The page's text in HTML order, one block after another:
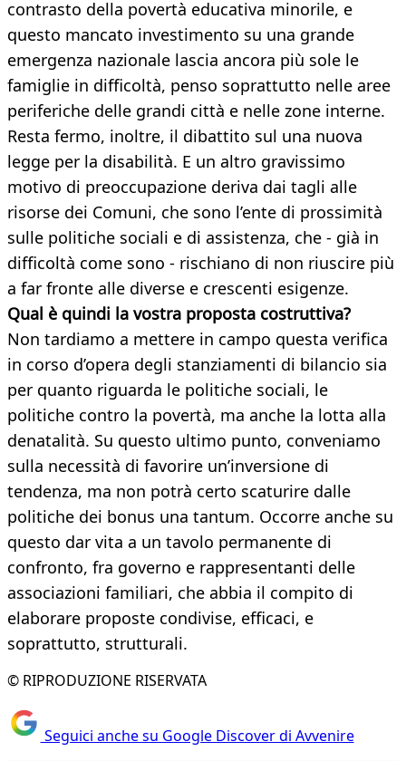
contrasto della povertà educativa minorile, e
questo mancato investimento su una grande
emergenza nazionale lascia ancora più sole le
famiglie in difficoltà, penso soprattutto nelle aree
periferiche delle grandi città e nelle zone interne.
Resta fermo, inoltre, il dibattito sul una nuova
legge per la disabilità. E un altro gravissimo
motivo di preoccupazione deriva dai tagli alle
risorse dei Comuni, che sono l’ente di prossimità
sulle politiche sociali e di assistenza, che - già in
difficoltà come sono - rischiano di non riuscire più
a far fronte alle diverse e crescenti esigenze.
Qual è quindi la vostra proposta costruttiva?
Non tardiamo a mettere in campo questa verifica
in corso d’opera degli stanziamenti di bilancio sia
per quanto riguarda le politiche sociali, le
politiche contro la povertà, ma anche la lotta alla
denatalità. Su questo ultimo punto, conveniamo
sulla necessità di favorire un’inversione di
tendenza, ma non potrà certo scaturire dalle
politiche dei bonus una tantum. Occorre anche su
questo dar vita a un tavolo permanente di
confronto, fra governo e rappresentanti delle
associazioni familiari, che abbia il compito di
elaborare proposte condivise, efficaci, e
soprattutto, strutturali.
© RIPRODUZIONE RISERVATA
Seguici anche su Google Discover di Avvenire